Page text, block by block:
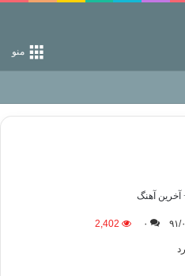
منو
از راه خداست‌!
آهنگ
۰ 2,402